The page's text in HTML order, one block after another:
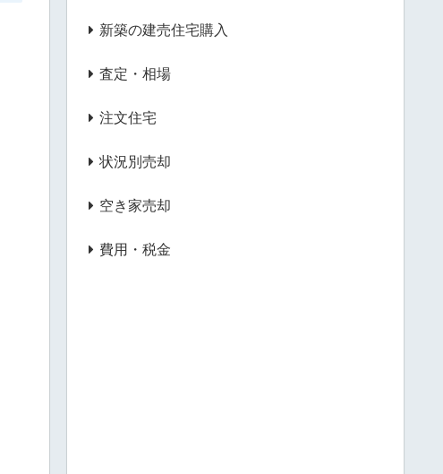
新築の建売住宅購入
査定・相場
注文住宅
状況別売却
空き家売却
費用・税金